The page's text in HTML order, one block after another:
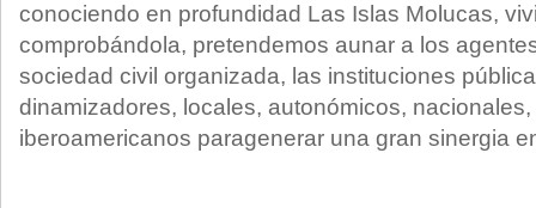
conociendo en profundidad Las Islas Molucas,
comprobándola, pretendemos aunar a los
sociedad civil organizada, las instituciones
dinamizadores, locales, autonómicos,
iberoamericanos paragenerar una gran sinergia